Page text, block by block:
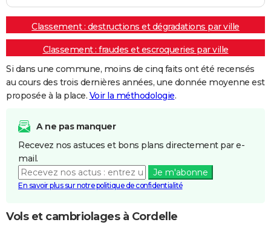
Classement : destructions et dégradations par ville
Classement : fraudes et escroqueries par ville
Si dans une commune, moins de cinq faits ont été recensés
au cours des trois dernières années, une donnée moyenne est
proposée à la place. Voir la méthodologie.
A ne pas manquer
Recevez nos astuces et bons plans directement par e-
mail.
Je m'abonne
En savoir plus sur notre politique de confidentialité
Vols et cambriolages à Cordelle